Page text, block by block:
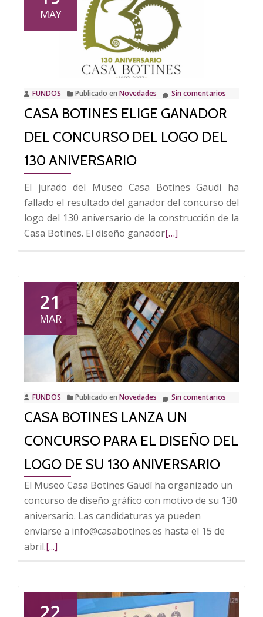
presenta
su
programación
para
celebrar
130
aniversario
su
construcción
MAY
FUNDOS Publicado en Novedades Sin comentarios
CASA BOTINES ELIGE GANADOR
DEL CONCURSO DEL LOGO DEL
130 ANIVERSARIO
El jurado del Museo Casa Botines Gaudí ha
fallado el resultado del ganador del concurso del
logo del 130 aniversario de la construcción de la
Casa Botines. El diseño ganadorLeer
Botines
elige
ganador
del
concurso
del
logo
del
130
aniversario
[…]
21
MAR
FUNDOS Publicado en Novedades Sin comentarios
CASA BOTINES LANZA UN
CONCURSO PARA EL DISEÑO DEL
LOGO DE SU 130 ANIVERSARIO
El Museo Casa Botines Gaudí ha organizado un
concurso de diseño gráfico con motivo de su 130
aniversario. Las candidaturas ya pueden
enviarse a info@casabotines.es hasta el 15 de
abril.Leer
Casa
Botines
[...]
22